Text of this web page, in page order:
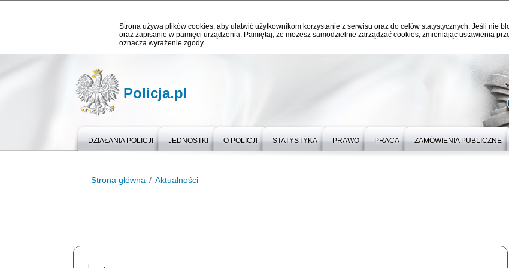
Strona używa plików cookies, aby ułatwić użytkownikom korzystanie z serwisu oraz do celów statystycznych. Jeśli nie
oraz zapisanie w pamięci urządzenia. Pamiętaj, że możesz samodzielnie zarządzać cookies, zmieniając ustawienia
oznacza wyrażenie zgody.
Policja.pl
DZIAŁANIA POLICJI JEDNOSTKI O POLICJI STATYSTYKA PRAWO PRACA ZAMÓWIENIA PUBLICZNE
Strona główna Aktualności